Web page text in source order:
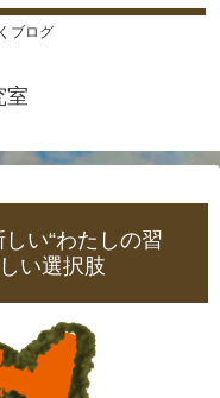
ブログ
室
い“わたしの習
い選択肢